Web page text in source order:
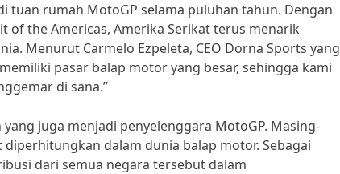
tuan rumah MotoGP selama puluhan tahun. Dengan
of the Americas, Amerika Serikat terus menarik
Menurut Carmelo Ezpeleta, CEO Dorna Sports yang
pasar balap motor yang besar, sehingga kami
di sana.”
juga menjadi penyelenggara MotoGP. Masing-
dalam dunia balap motor. Sebagai
dari semua negara tersebut dalam